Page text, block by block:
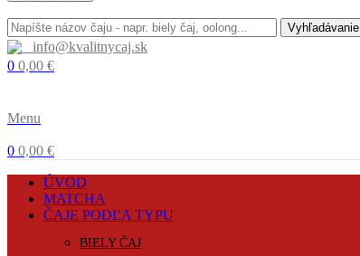
Vyhľadávanie
info@kvalitnycaj.sk
0 0,00 €
Menu
0 0,00 €
ÚVOD
MATCHA
ČAJE PODĽA TYPU
BIELY ČAJ